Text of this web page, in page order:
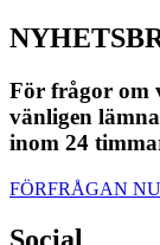
För frågor om
vänligen
inom 24
FÖRFRÅGAN NU